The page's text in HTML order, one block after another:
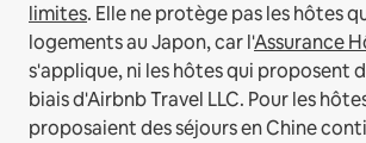
limites. Elle ne protège pas les hôtes
logements au Japon, car l'Assurance
s'applique, ni les hôtes qui proposent
biais d'Airbnb Travel LLC. Pour les
proposaient des séjours en Chine